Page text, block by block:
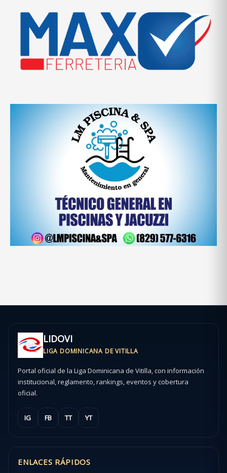
LIDOVI
LIGA DOMINICANA DE VITILLA
Portal oficial de la Liga Dominicana de Vitilla, con información
institucional, reglamento, rankings, eventos y cobertura
oficial.
IG FB TT YT
ENLACES RÁPIDOS